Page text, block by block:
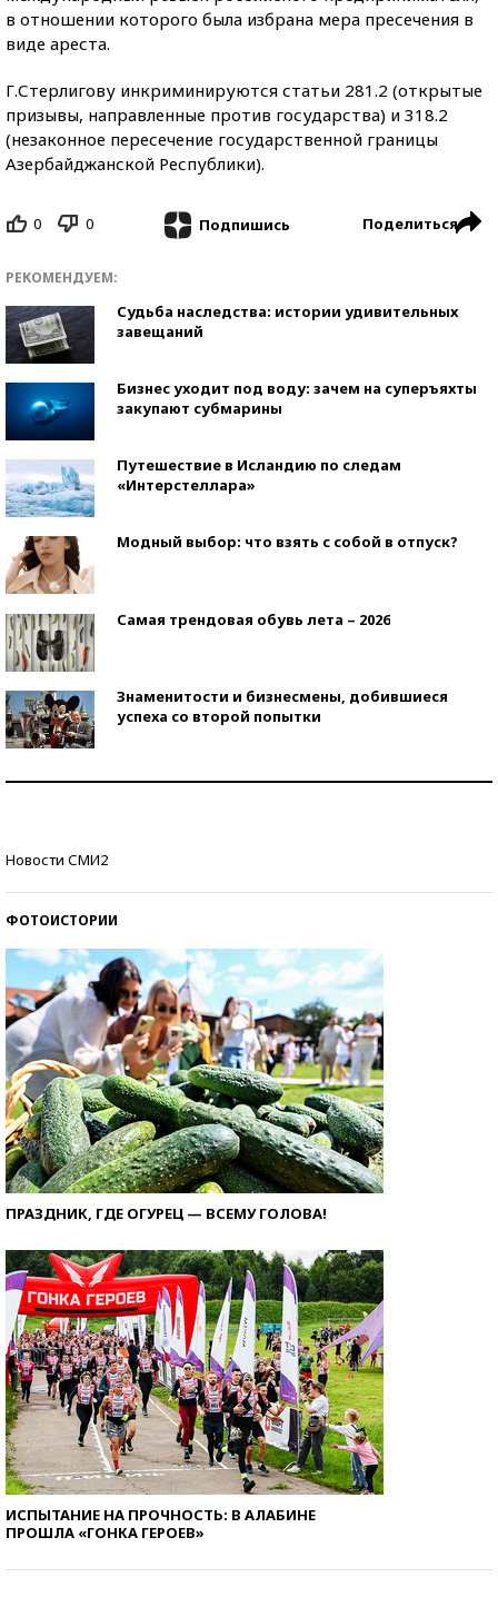
в отношении которого была избрана мера пресечения в
виде ареста.
Г.Стерлигову инкриминируются статьи 281.2 (открытые
призывы, направленные против государства) и 318.2
(незаконное пересечение государственной границы
Азербайджанской Республики).
0 0 Подпишись Поделиться
РЕКОМЕНДУЕМ:
Судьба наследства: истории удивительных
завещаний
Бизнес уходит под воду: зачем на суперъяхты
закупают субмарины
Путешествие в Исландию по следам
«Интерстеллара»
Модный выбор: что взять с собой в отпуск?
Самая трендовая обувь лета – 2026
Знаменитости и бизнесмены, добившиеся
успеха со второй попытки
Новости СМИ2
ФОТОИСТОРИИ
ПРАЗДНИК, ГДЕ ОГУРЕЦ — ВСЕМУ ГОЛОВА!
ИСПЫТАНИЕ НА ПРОЧНОСТЬ: В АЛАБИНЕ
ПРОШЛА «ГОНКА ГЕРОЕВ»